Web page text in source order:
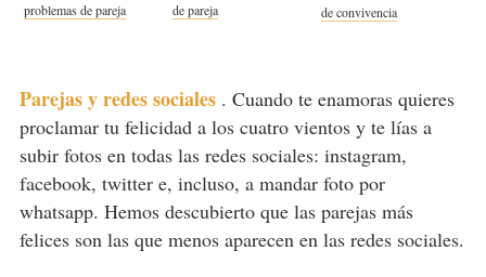
problemas de pareja
de pareja
de convivencia
Parejas y redes sociales . Cuando te enamoras quieres
proclamar tu felicidad a los cuatro vientos y te lías a
subir fotos en todas las redes sociales: instagram,
facebook, twitter e, incluso, a mandar foto por
whatsapp. Hemos descubierto que las parejas más
felices son las que menos aparecen en las redes sociales.